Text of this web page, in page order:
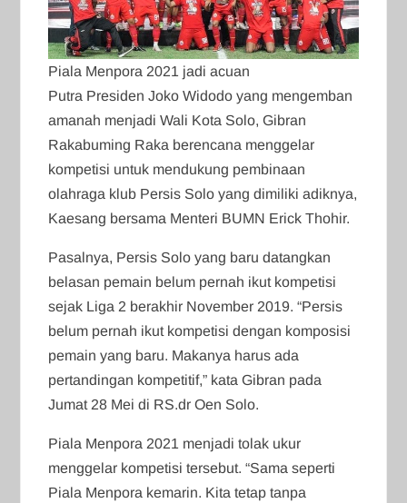
Piala Menpora 2021 jadi acuan
Putra Presiden Joko Widodo yang mengemban
amanah menjadi Wali Kota Solo, Gibran
Rakabuming Raka berencana menggelar
kompetisi untuk mendukung pembinaan
olahraga klub Persis Solo yang dimiliki adiknya,
Kaesang bersama Menteri BUMN Erick Thohir.
Pasalnya, Persis Solo yang baru datangkan
belasan pemain belum pernah ikut kompetisi
sejak Liga 2 berakhir November 2019. “Persis
belum pernah ikut kompetisi dengan komposisi
pemain yang baru. Makanya harus ada
pertandingan kompetitif,” kata Gibran pada
Jumat 28 Mei di RS.dr Oen Solo.
Piala Menpora 2021 menjadi tolak ukur
menggelar kompetisi tersebut. “Sama seperti
Piala Menpora kemarin. Kita tetap tanpa